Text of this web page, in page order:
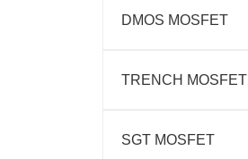
DMOS MOSFET
TRENCH MOSFET
SGT MOSFET